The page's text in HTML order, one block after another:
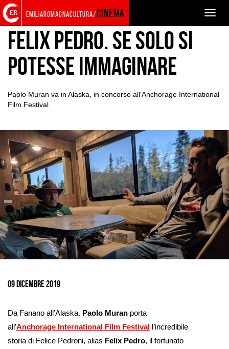
Torna
alla
home
Cerca
nel
sito
Salta
ai
contenuti
Salta
al
menu
Toggle
emiliaromagnacultura/cinema
BACKSTAGE PROTAGONISTI
Felix Pedro. Se solo si
potesse immaginare
Paolo Muran va in Alaska, in concorso all'Anchorage International
Film Festival
09 dicembre 2019
Da Fanano all’Alaska. Paolo Muran porta
all’Anchorage International Film Festival l’incredibile
storia di Felice Pedroni, alias Felix Pedro, il fortunato